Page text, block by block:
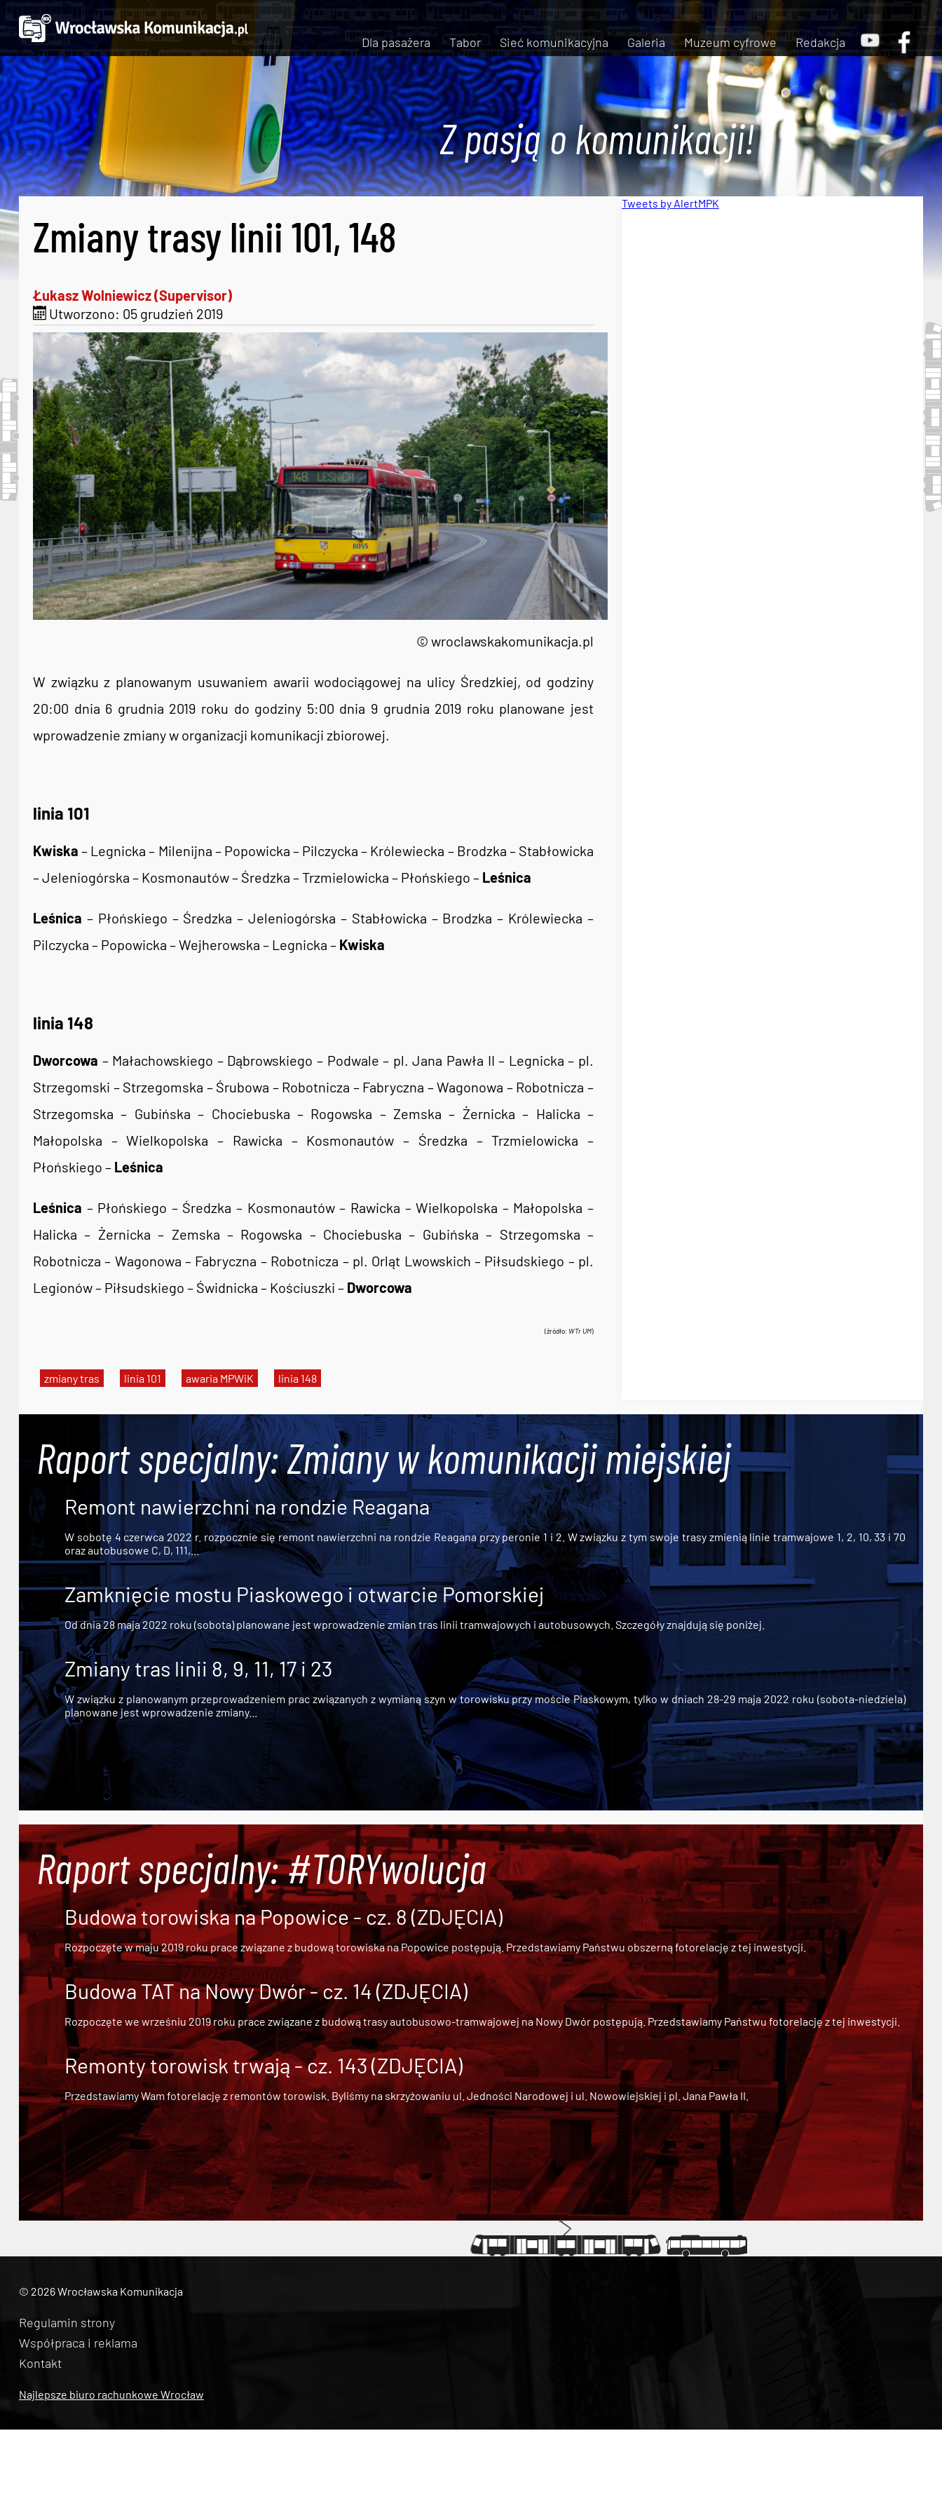
Dla pasażera Tabor Sieć komunikacyjna Galeria Muzeum cyfrowe Redakcja
Z pasją o komunikacji!
Zmiany trasy linii 101, 148
Łukasz Wolniewicz (Supervisor)
Utworzono: 05 grudzień 2019
zmiany tras linia 101 awaria MPWiK linia 148
© wroclawskakomunikacja.pl
W związku z planowanym usuwaniem awarii wodociągowej na ulicy Średzkiej, od godziny
20:00 dnia 6 grudnia 2019 roku do godziny 5:00 dnia 9 grudnia 2019 roku planowane jest
wprowadzenie zmiany w organizacji komunikacji zbiorowej.
linia 101
Kwiska – Legnicka – Milenijna – Popowicka – Pilczycka – Królewiecka – Brodzka – Stabłowicka
– Jeleniogórska – Kosmonautów – Średzka – Trzmielowicka – Płońskiego – Leśnica
Leśnica – Płońskiego – Średzka – Jeleniogórska – Stabłowicka – Brodzka – Królewiecka –
Pilczycka – Popowicka – Wejherowska – Legnicka – Kwiska
linia 148
Dworcowa – Małachowskiego – Dąbrowskiego – Podwale – pl. Jana Pawła II – Legnicka – pl.
Strzegomski – Strzegomska – Śrubowa – Robotnicza – Fabryczna – Wagonowa – Robotnicza –
Strzegomska – Gubińska – Chociebuska – Rogowska – Zemska – Żernicka – Halicka –
Małopolska – Wielkopolska – Rawicka – Kosmonautów – Średzka – Trzmielowicka –
Płońskiego – Leśnica
Leśnica – Płońskiego – Średzka – Kosmonautów – Rawicka – Wielkopolska – Małopolska –
Halicka – Żernicka – Zemska – Rogowska – Chociebuska – Gubińska – Strzegomska –
Robotnicza – Wagonowa – Fabryczna – Robotnicza – pl. Orląt Lwowskich – Piłsudskiego – pl.
Legionów – Piłsudskiego – Świdnicka – Kościuszki – Dworcowa
(źródło: WTr UM)
Tweets by AlertMPK
Raport specjalny: Zmiany w komunikacji miejskiej
Remont nawierzchni na rondzie Reagana
W sobotę 4 czerwca 2022 r. rozpocznie się remont nawierzchni na rondzie Reagana przy peronie 1 i 2. W związku z tym swoje trasy zmienią linie tramwajowe 1, 2, 10, 33 i 70
oraz autobusowe C, D, 111,...
Zamknięcie mostu Piaskowego i otwarcie Pomorskiej
Od dnia 28 maja 2022 roku (sobota) planowane jest wprowadzenie zmian tras linii tramwajowych i autobusowych. Szczegóły znajdują się poniżej.
Zmiany tras linii 8, 9, 11, 17 i 23
W związku z planowanym przeprowadzeniem prac związanych z wymianą szyn w torowisku przy moście Piaskowym, tylko w dniach 28-29 maja 2022 roku (sobota-niedziela)
planowane jest wprowadzenie zmiany...
Raport specjalny: #TORYwolucja
Budowa torowiska na Popowice - cz. 8 (ZDJĘCIA)
Rozpoczęte w maju 2019 roku prace związane z budową torowiska na Popowice postępują. Przedstawiamy Państwu obszerną fotorelację z tej inwestycji.
Budowa TAT na Nowy Dwór - cz. 14 (ZDJĘCIA)
Rozpoczęte we wrześniu 2019 roku prace związane zbudową trasy autobusowo-tramwajowej na Nowy Dwórpostępują. Przedstawiamy Państwu fotorelację z tej inwestycji.
Remonty torowisk trwają - cz. 143 (ZDJĘCIA)
Przedstawiamy Wam fotorelację z remontów torowisk. Byliśmy na skrzyżowaniu ul. Jedności Narodowej i ul. Nowowiejskiej i pl. Jana Pawła II.
© 2026 Wrocławska Komunikacja
Regulamin strony
Współpraca i reklama
Kontakt
Najlepsze biuro rachunkowe Wrocław